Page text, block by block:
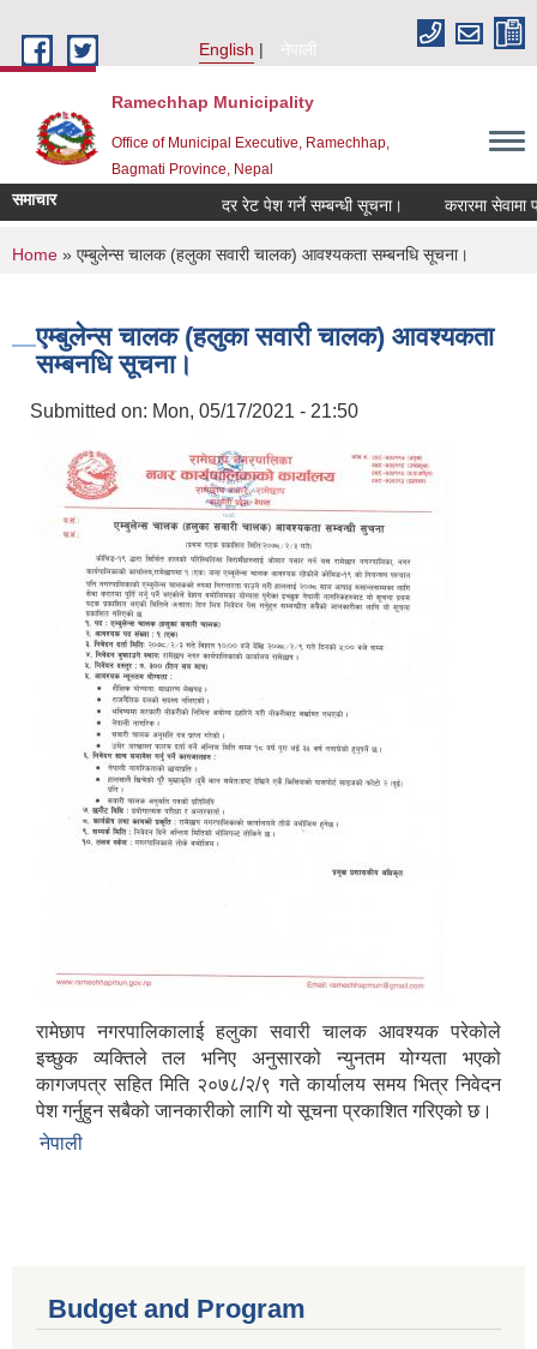
English
नेपाली
Ramechhap Municipality
Office of Municipal Executive, Ramechhap,
Bagmati Province, Nepal
समाचार दर रेट पेश गर्ने सम्बन्धी सूचना। करारमा सेवामा
You are here
Home » एम्बुलेन्स चालक (हलुका सवारी चालक) आवश्यकता सम्बनधि सूचना।
एम्बुलेन्स चालक (हलुका सवारी चालक) आवश्यकता
सम्बनधि सूचना।
Submitted on: Mon, 05/17/2021 - 21:50
रामेछाप नगरपालिकालाई हलुका सवारी चालक आवश्यक परेकोले
इच्छुक व्यक्तिले तल भनिए अनुसारको न्युनतम योग्यता भएको
कागजपत्र सहित मिति २०७८/२/९ गते कार्यालय समय भित्र निवेदन
पेश गर्नुहुन सबैको जानकारीको लागि यो सूचना प्रकाशित गरिएको छ।
नेपाली
Budget and Program